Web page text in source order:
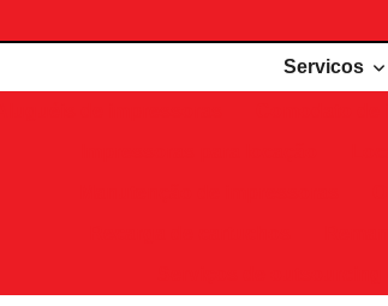
Servicos